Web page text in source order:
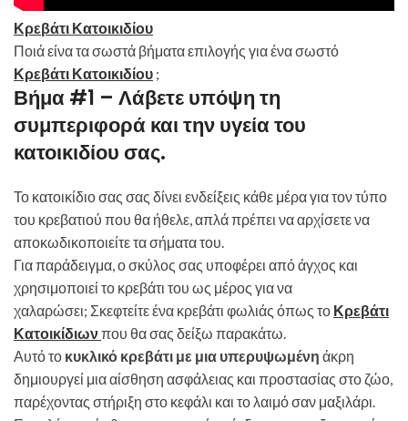
Κρεβάτι Κατοικιδίου
Ποιά είνα τα σωστά βήματα επιλογής για ένα σωστό
Κρεβάτι Κατοικιδίου ;
Βήμα #1 – Λάβετε υπόψη τη
συμπεριφορά και την υγεία του
κατοικιδίου σας.
Το κατοικίδιο σας σας δίνει ενδείξεις κάθε μέρα για τον τύπο
του κρεβατιού που θα ήθελε, απλά πρέπει να αρχίσετε να
αποκωδικοποιείτε τα σήματα του.
Για παράδειγμα, ο σκύλος σας υποφέρει από άγχος και
χρησιμοποιεί το κρεβάτι του ως μέρος για να
χαλαρώσει; Σκεφτείτε ένα κρεβάτι φωλιάς όπως το Κρεβάτι
Κατοικίδιωνπου θα σας δείξω παρακάτω.
Αυτό το κυκλικό κρεβάτι με μια υπερυψωμένη άκρη
δημιουργεί μια αίσθηση ασφάλειας και προστασίας στο ζώο,
παρέχοντας στήριξη στο κεφάλι και το λαιμό σαν μαξιλάρι.